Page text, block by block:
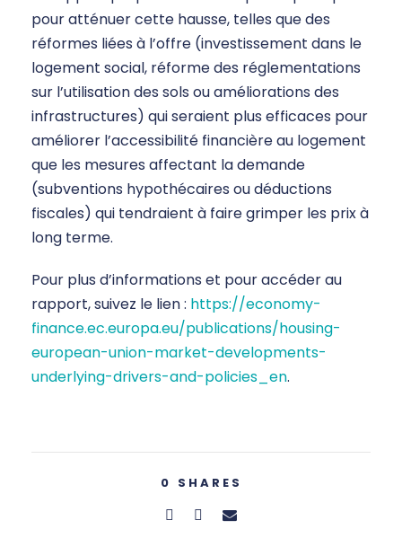
pour atténuer cette hausse, telles que des
réformes liées à l’offre (investissement dans le
logement social, réforme des réglementations
sur l’utilisation des sols ou améliorations des
infrastructures) qui seraient plus efficaces pour
améliorer l’accessibilité financière au logement
que les mesures affectant la demande
(subventions hypothécaires ou déductions
fiscales) qui tendraient à faire grimper les prix à
long terme.
Pour plus d’informations et pour accéder au
rapport, suivez le lien : https://economy-
finance.ec.europa.eu/publications/housing-
european-union-market-developments-
underlying-drivers-and-policies_en.
0 SHARES